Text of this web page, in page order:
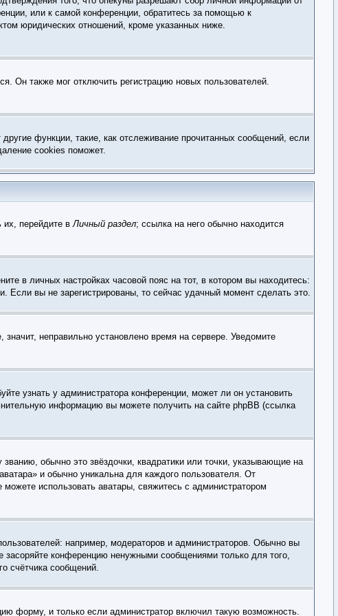
или к самой конференции, обратитесь за помощью к
юридических отношений, кроме указанных ниже.
Он также мог отключить регистрацию новых пользователей.
функции, такие, как отслеживание прочитанных сообщений, если
cookies поможет.
их, перейдите вЛичный раздел; ссылка на него обычно находится
в личных настройках часовой пояс на тот, в котором вы находитесь:
Если вы не зарегистрированы, то сейчас удачный момент сделать это.
неправильно установлено время на сервере. Уведомите
узнать у администратора конференции, может ли он установить
информацию вы можете получить на сайте phpBB (ссылка
обычно это звёздочки, квадратики или точки, указывающие на
и обычно уникальна для каждого пользователя. От
использовать аватары, свяжитесь с администратором
например, модераторов и администраторов. Обычно вы
конференцию ненужными сообщениями только для того,
счётчика сообщений.
форму, и только если администратор включил такую возможность.